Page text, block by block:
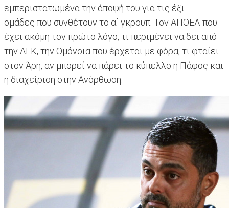
εμπεριστατωμένα την άποψή του για τις έξι
ομάδες που συνθέτουν το α΄ γκρουπ. Τον ΑΠΟΕΛ που
έχει ακόμη τον πρώτο λόγο, τι περιμένει να δει από
την ΑΕΚ, την Ομόνοια που έρχεται με φόρα, τι φταίει
στον Άρη, αν μπορεί να πάρει το κύπελλο η Πάφος και
η διαχείριση στην Ανόρθωση.